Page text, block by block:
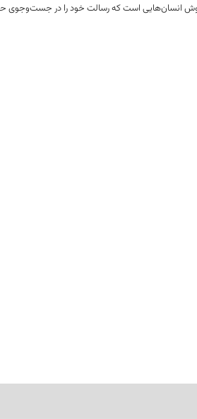
انسان‌هایی است که رسالت خود را در جست‌وجوی